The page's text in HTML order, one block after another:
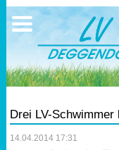
Drei LV-
14.04.2014 17:31
Trainingszeiten
Laufen
Lauf 10
17.05.2026 Triathlon
Ergebnisse
Mitgliedschaft
Vereinskleidung
Vorstandschaft